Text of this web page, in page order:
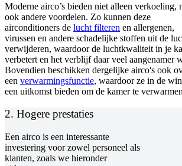
Moderne airco’s bieden niet alleen verkoeling,
ook andere voordelen. Zo kunnen deze
airconditioners de lucht filteren en allergenen,
virussen en andere schadelijke stoffen uit de
verwijderen, waardoor de luchtkwaliteit in je
verbetert en het verblijf daar veel aangenamer
Bovendien beschikken dergelijke airco's ook
een verwarmingsfunctie, waardoor ze in de
een uitkomst bieden om de kamer te
2. Hogere prestaties
Een airco is een interessante
investering voor zowel personeel als
klanten, zoals we hieronder